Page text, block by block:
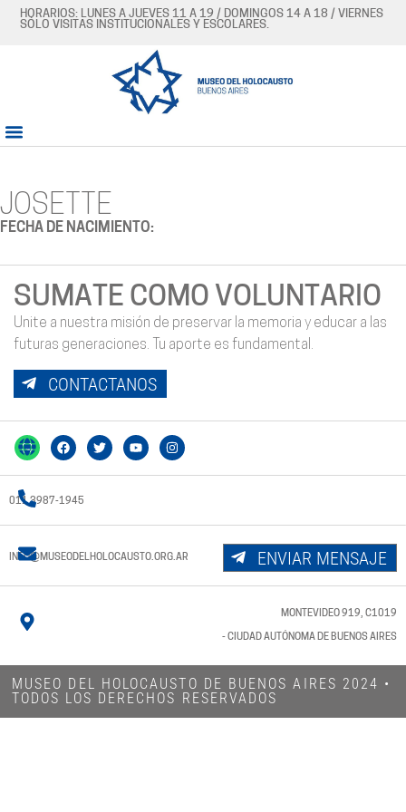
HORARIOS: LUNES A JUEVES 11 A 19 / DOMINGOS 14 A 18 / VIERNES
SÓLO VISITAS INSTITUCIONALES Y ESCOLARES.
JOSETTE
FECHA DE NACIMIENTO:
SUMATE COMO VOLUNTARIO
Unite a nuestra misión de preservar la memoria y educar a las
futuras generaciones. Tu aporte es fundamental.
CONTACTANOS
011 3987-1945
INFO@MUSEODELHOLOCAUSTO.ORG.AR ENVIAR MENSAJE
MONTEVIDEO 919, C1019
- CIUDAD AUTÓNOMA DE BUENOS AIRES
MUSEO DEL HOLOCAUSTO DE BUENOS AIRES 2024​ •
TODOS LOS DERECHOS RESERVADOS